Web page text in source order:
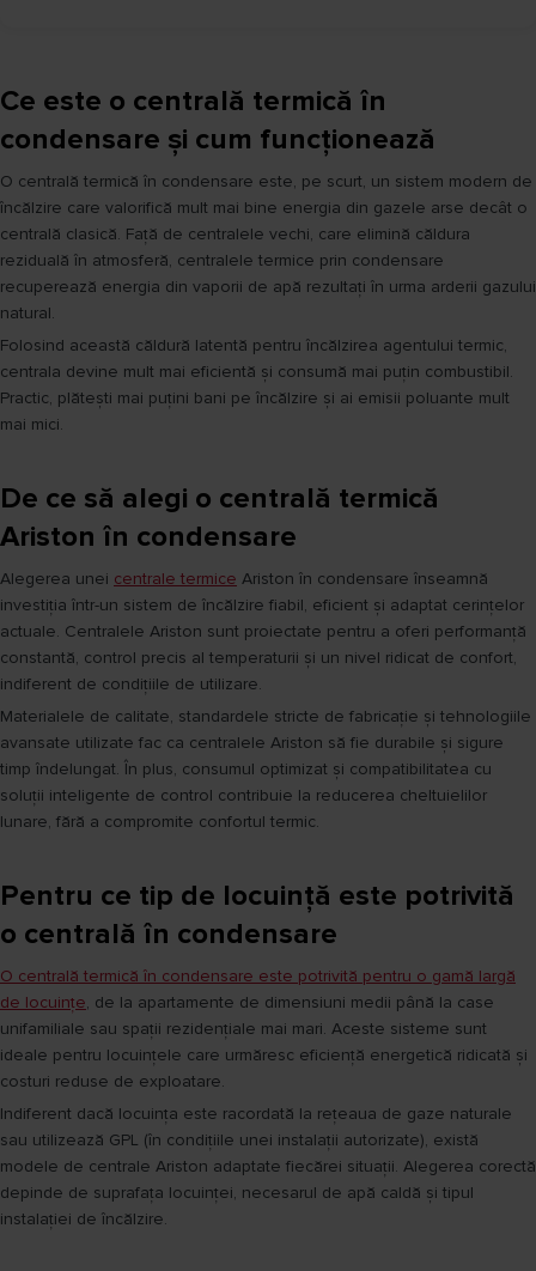
Ce este o centrală termică în
condensare și cum funcționează
O centrală termică în condensare este, pe scurt, un sistem modern de
încălzire care valorifică mult mai bine energia din gazele arse decât o
centrală clasică. Față de centralele vechi, care elimină căldura
reziduală în atmosferă, centralele termice prin condensare
recuperează energia din vaporii de apă rezultați în urma arderii gazului
natural.
Folosind această căldură latentă pentru încălzirea agentului termic,
centrala devine mult mai eficientă și consumă mai puțin combustibil.
Practic, plătești mai puțini bani pe încălzire și ai emisii poluante mult
mai mici.
De ce să alegi o centrală termică
Ariston în condensare
Alegerea unei centrale termice Ariston în condensare înseamnă
investiția într-un sistem de încălzire fiabil, eficient și adaptat cerințelor
actuale. Centralele Ariston sunt proiectate pentru a oferi performanță
constantă, control precis al temperaturii și un nivel ridicat de confort,
indiferent de condițiile de utilizare.
Materialele de calitate, standardele stricte de fabricație și tehnologiile
avansate utilizate fac ca centralele Ariston să fie durabile și sigure
timp îndelungat. În plus, consumul optimizat și compatibilitatea cu
soluții inteligente de control contribuie la reducerea cheltuielilor
lunare, fără a compromite confortul termic.
Pentru ce tip de locuință este potrivită
o centrală în condensare
O centrală termică în condensare este potrivită pentru o gamă largă
de locuințe, de la apartamente de dimensiuni medii până la case
unifamiliale sau spații rezidențiale mai mari. Aceste sisteme sunt
ideale pentru locuințele care urmăresc eficiență energetică ridicată și
costuri reduse de exploatare.
Indiferent dacă locuința este racordată la rețeaua de gaze naturale
sau utilizează GPL (în condițiile unei instalații autorizate), există
modele de centrale Ariston adaptate fiecărei situații. Alegerea corectă
depinde de suprafața locuinței, necesarul de apă caldă și tipul
instalației de încălzire.